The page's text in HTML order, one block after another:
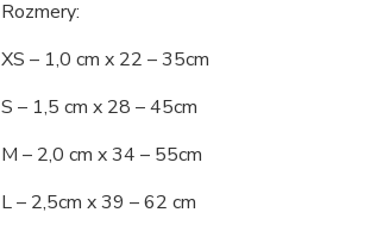
Rozmery:
XS – 1,0 cm x 22 – 35cm
S – 1,5 cm x 28 – 45cm
M – 2,0 cm x 34 – 55cm
L – 2,5cm x 39 – 62 cm